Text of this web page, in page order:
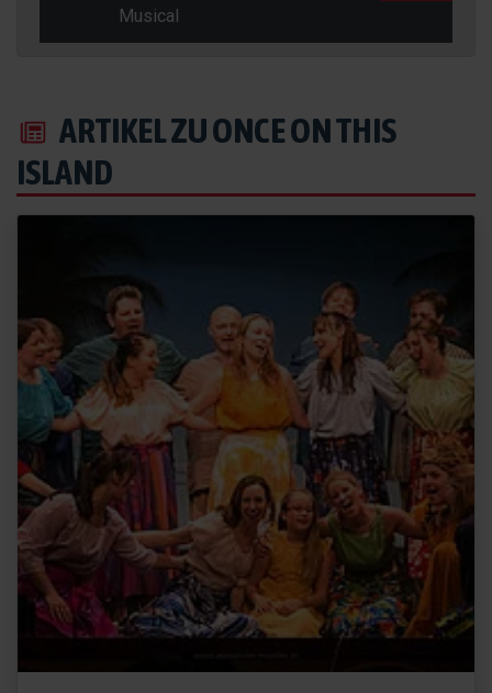
Musical
ARTIKEL ZU ONCE ON THIS
ISLAND